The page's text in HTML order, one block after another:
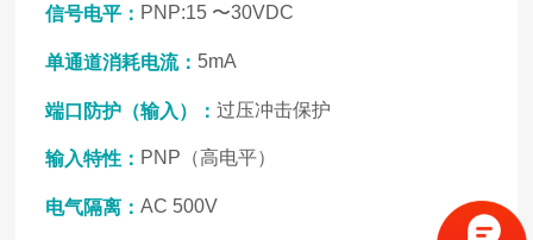
信号电平： PNP:15 〜30VDC
单通道消耗电流： 5mA
端口防护（输入）：过压冲击保护
输入特性： PNP（高电平）
电气隔离：AC 500V